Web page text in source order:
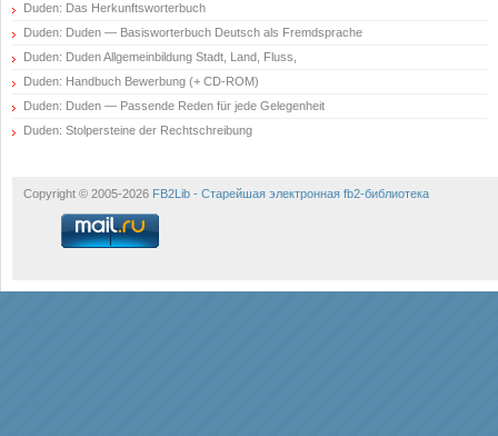
Duden: Das Herkunftsworterbuch
Duden: Duden — Basisworterbuch Deutsch als Fremdsprache
Duden: Duden Allgemeinbildung Stadt, Land, Fluss,
Duden: Handbuch Bewerbung (+ CD-ROM)
Duden: Duden — Passende Reden für jede Gelegenheit
Duden: Stolpersteine der Rechtschreibung
Copyright © 2005-2026 FB2Lib - Старейшая электронная fb2-библиотека